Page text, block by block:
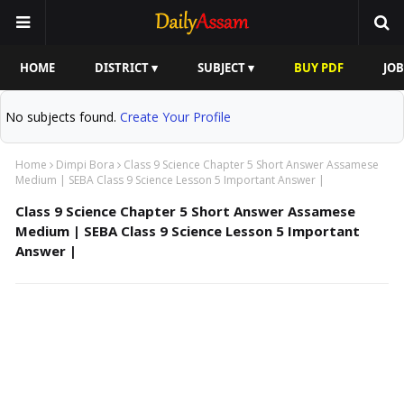
HOME DISTRICT ▾ SUBJECT ▾ BUY PDF
No subjects found. Create Your Profile
Home Dimpi Bora
Class 9 Science Chapter 5 Short Answer Assamese
Medium | SEBA Class 9 Science Lesson 5 Important Answer |
Class 9 Science Chapter 5 Short Answer Assamese
Medium | SEBA Class 9 Science Lesson 5 Important
Answer |